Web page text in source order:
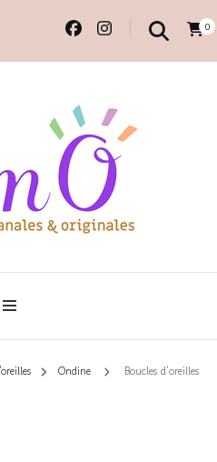
0
Créations
& originales
Ondine Boucles d’oreilles